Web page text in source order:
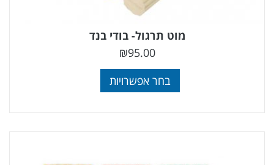
מוט תרגול- בודי בנד
₪95.00
בחר אפשרויות